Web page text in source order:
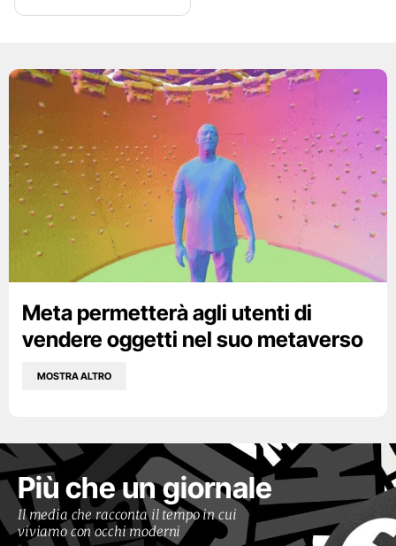
Meta permetterà agli utenti di
vendere oggetti nel suo metaverso
MOSTRA ALTRO
Più che un giornale
Il media che racconta il tempo in cui
viviamo con occhi moderni